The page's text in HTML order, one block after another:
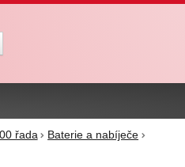
řada
Baterie a nabíječe